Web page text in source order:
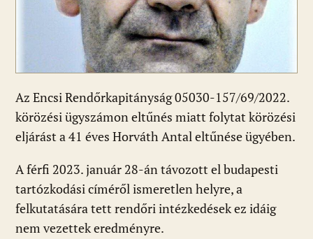
Az Encsi Rendőrkapitányság 05030-157/69/2022.
körözési ügyszámon eltűnés miatt folytat körözési
eljárást a 41 éves Horváth Antal eltűnése ügyében.
A férfi 2023. január 28-án távozott el budapesti
tartózkodási címéről ismeretlen helyre, a
felkutatására tett rendőri intézkedések ez idáig
nem vezettek eredményre.